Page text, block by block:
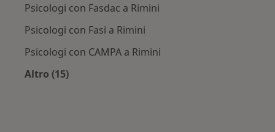
Psicologi con Fasdac a Rimini
Psicologi con Fasi a Rimini
Psicologi con CAMPA a Rimini
Altro (15)